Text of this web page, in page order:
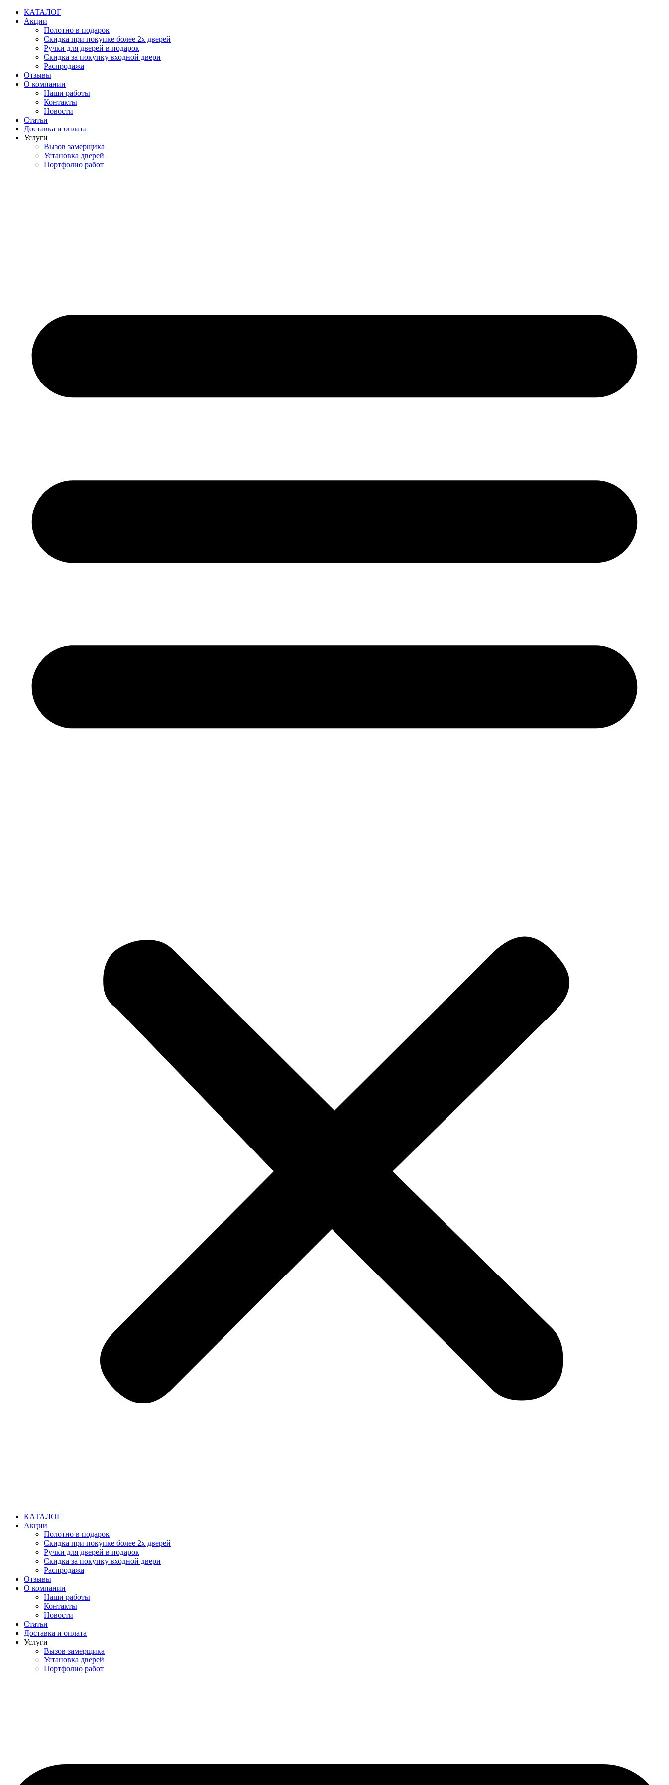
Перейти
содержимому
КАТАЛОГ
Акции
Полотно в подарок
Скидка при покупке более 2х дверей
Ручки для дверей в подарок
Скидка за покупку входной двери
Распродажа
Отзывы
О компании
Наши работы
Контакты
Новости
Статьи
Доставка и оплата
Услуги
Вызов замерщика
Установка дверей
Портфолио работ
КАТАЛОГ
Акции
Полотно в подарок
Скидка при покупке более 2х дверей
Ручки для дверей в подарок
Скидка за покупку входной двери
Распродажа
Отзывы
О компании
Наши работы
Контакты
Новости
Статьи
Доставка и оплата
Услуги
Вызов замерщика
Установка дверей
Портфолио работ